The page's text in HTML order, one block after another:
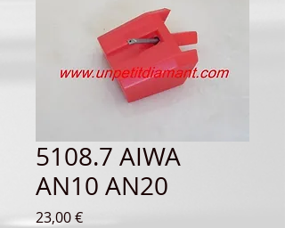
5108.7 AIWA
AN10 AN20
23,00 €Precio